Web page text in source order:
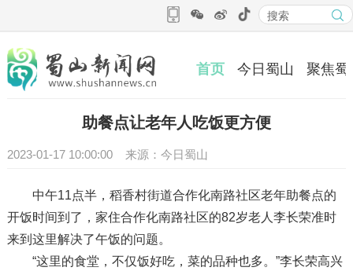
首页 今日蜀山 聚焦蜀
助餐点让老年人吃饭更方便
2023-01-17 10:00:00 来源：今日蜀山
中午11点半，稻香村街道合作化南路社区老年助餐点的
开饭时间到了，家住合作化南路社区的82岁老人李长荣准时
来到这里解决了午饭的问题。
“这里的食堂，不仅饭好吃，菜的品种也多。”李长荣高兴